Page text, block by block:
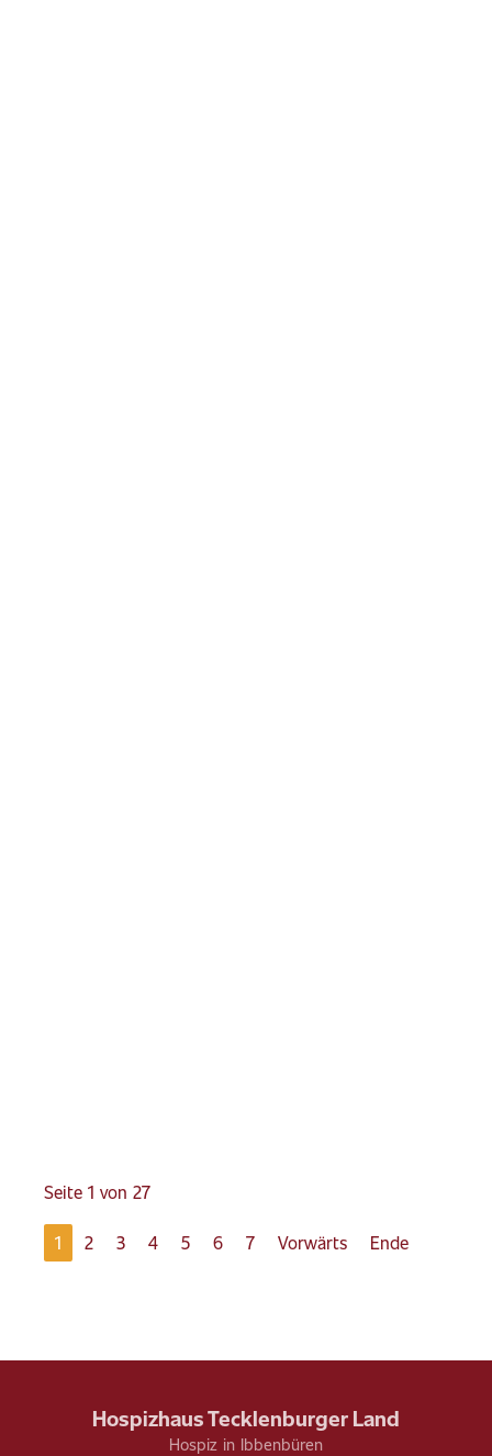
Seite 1 von 27
1 2 3 4 5 6 7 Vorwärts Ende
Hospizhaus Tecklenburger Land
Hospiz in Ibbenbüren